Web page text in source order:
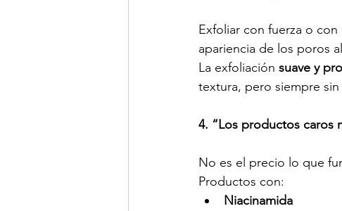
Exfoliar con fuerza o
apariencia de los poros
La exfoliación suave y
textura, pero siempre
4. “Los productos caros
No es el precio lo que
Productos con:
Niacinamida